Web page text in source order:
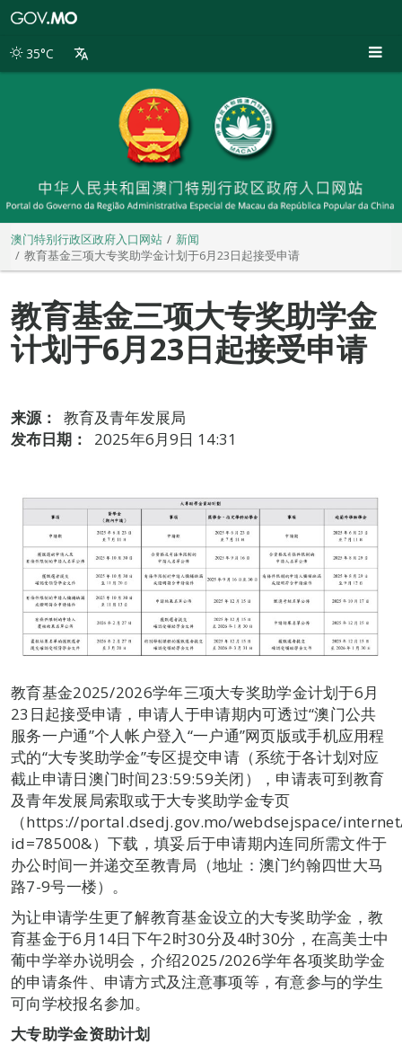
别
35°C
澳门特别行政区政府入口网站
新闻
教育基金三项大专奖助学金计划于6月23日起接受申请
教育基金三项大专奖助学金
计划于6月23日起接受申请
来源：
教育及青年发展局
发布日期：
2025年6月9日 14:31
教育基金2025/2026学年三项大专奖助学金计划于6月
23日起接受申请，申请人于申请期内可透过“澳门公共
服务一户通”个人帐户登入“一户通”网页版或手机应用程
式的“大专奖助学金”专区提交申请（系统于各计划对应
截止申请日澳门时间23:59:59关闭），申请表可到教育
及青年发展局索取或于大专奖助学金专页
（https://portal.dsedj.gov.mo/webdsejspace/
id=78500&）下载，填妥后于申请期内连同所需文件于
办公时间一并递交至教青局（地址：澳门约翰四世大马
路7-9号一楼）。
为让申请学生更了解教育基金设立的大专奖助学金，教
育基金于6月14日下午2时30分及4时30分，在高美士中
葡中学举办说明会，介绍2025/2026学年各项奖助学金
的申请条件、申请方式及注意事项等，有意参与的学生
可向学校报名参加。
大专助学金资助计划